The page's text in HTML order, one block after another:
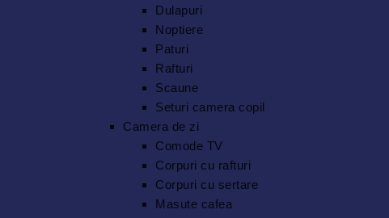
Dulapuri
Noptiere
Paturi
Rafturi
Scaune
Seturi camera copil
Camera de zi
Comode TV
Corpuri cu rafturi
Corpuri cu sertare
Masute cafea